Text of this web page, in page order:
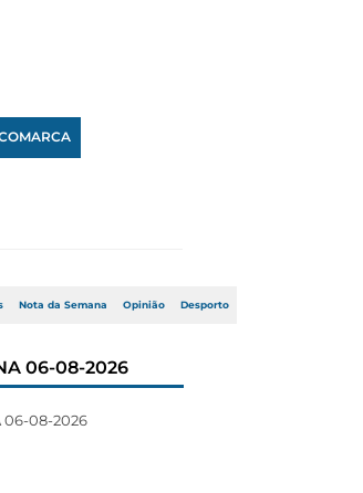
Nota da Semana Opinião Desporto
06-08-2026